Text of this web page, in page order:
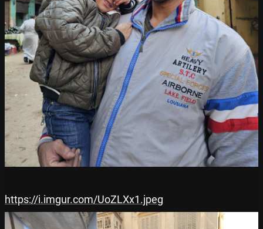
https://i.imgur.com/UoZLXx1.jpeg